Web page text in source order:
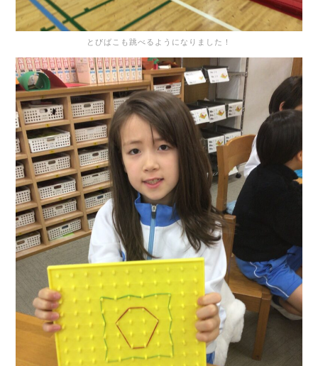
とびばこも跳べるようになりました！